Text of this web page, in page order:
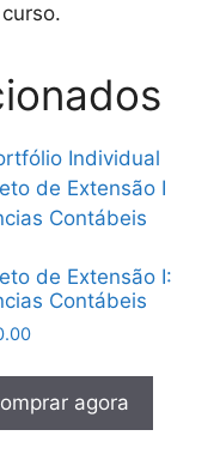
de Extensão I:
Contábeis
agora